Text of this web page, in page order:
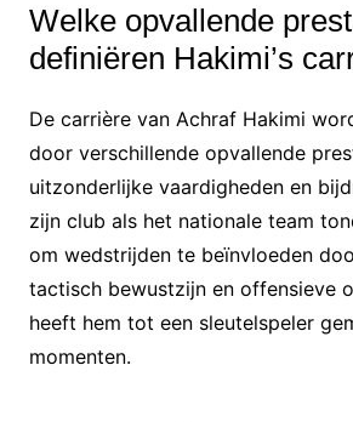
Welke opvallende
definiëren Hakimi’s
De carrière van Achraf Hakimi
door verschillende opvallende
uitzonderlijke vaardigheden en
zijn club als het nationale team
om wedstrijden te beïnvloeden
tactisch bewustzijn en offensieve
heeft hem tot een sleutelspeler
momenten.